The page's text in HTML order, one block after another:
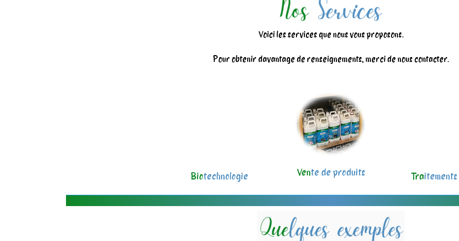
Voici les services que nous vous proposons.
Pour obtenir davantage de renseignements, merci de nous contacter.
Biotechnologie Vente de produits Traitements